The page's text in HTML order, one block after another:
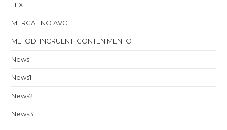
LEX
MERCATINO AVC
METODI INCRUENTI CONTENIMENTO
News
News1
News2
News3